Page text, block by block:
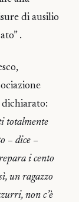
di ausilio
.
dichiarato:
totalmente
– dice –
i cento
un ragazzo
non c’è